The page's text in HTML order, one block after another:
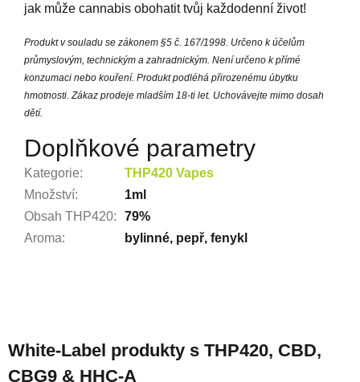
jak může cannabis obohatit tvůj každodenní život!
Produkt v souladu se zákonem §5 č. 167/1998. Určeno k účelům
průmyslovým, technickým a zahradnickým. Není určeno k přímé
konzumaci nebo kouření. Produkt podléhá přirozenému úbytku
hmotnosti. Zákaz prodeje mladším 18-ti let. Uchovávejte mimo dosah
dětí.
Doplňkové parametry
Kategorie:
THP420 Vapes
Množství:
1ml
Obsah THP420:
79%
Aroma: bylinné, pepř, fenykl
á
p
White-Label produkty s THP420, CBD,
CBG9 & HHC-A